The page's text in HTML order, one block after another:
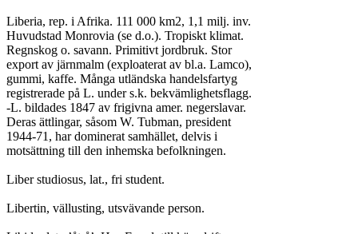
Liberia, rep. i Afrika. 111 000 km2, 1,1 milj. inv.
Huvudstad Monrovia (se d.o.). Tropiskt klimat.
Regnskog o. savann. Primitivt jordbruk. Stor
export av järnmalm (exploaterat av bl.a. Lamco),
gummi, kaffe. Många utländska handelsfartyg
registrerade på L. under s.k. bekvämlighetsflagg.
-L. bildades 1847 av frigivna amer. negerslavar.
Deras ättlingar, såsom W. Tubman, president
1944-71, har dominerat samhället, delvis i
motsättning till den inhemska befolkningen.
Liber studiosus, lat., fri student.
Libertin, vällusting, utsvävande person.